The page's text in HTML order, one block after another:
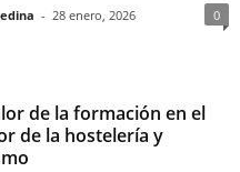
- 28 enero, 2026 0
de la formación en el
de la hostelería y